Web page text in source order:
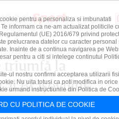
la
al Braşovului
X 2026
pentru a personaliza si imbunatati
informam ca ne-am actualizat politicile
(UE) 2016/679 privind
prelucrarea datelor cu caracter personal
Inainte de a continua navigarea pe
pentru a citi si intelege continutul
ul nostru confirmi acceptarea utilizarii
Nu uita totusi ca poti modifica in orice
urmand instructiunile din Politica de
CU POLITICA DE COOKIE